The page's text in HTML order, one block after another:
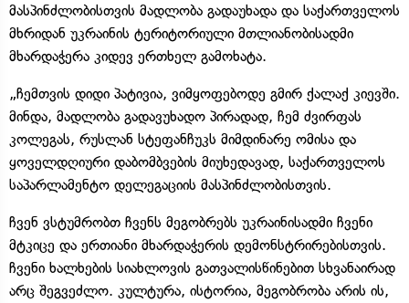
მასპინძლობისთვის მადლობა გადაუხადა და საქართველოს
მხრიდან უკრაინის ტერიტორიული მთლიანობისადმი
მხარდაჭერა კიდევ ერთხელ გამოხატა.
„ჩემთვის დიდი პატივია, ვიმყოფებოდე გმირ ქალაქ კიევში.
მინდა, მადლობა გადავუხადო პირადად, ჩემ ძვირფას
კოლეგას, რუსლან სტეფანჩუკს მიმდინარე ომისა და
ყოველდღიური დაბომბვების მიუხედავად, საქართველოს
საპარლამენტო დელეგაციის მასპინძლობისთვის.
ჩვენ ვსტუმრობთ ჩვენს მეგობრებს უკრაინისადმი ჩვენი
მტკიცე და ერთიანი მხარდაჭერის დემონსტრირებისთვის.
ჩვენი ხალხების სიახლოვის გათვალისწინებით სხვანაირად
არც შეგვეძლო. კულტურა, ისტორია, მეგობრობა არის ის,